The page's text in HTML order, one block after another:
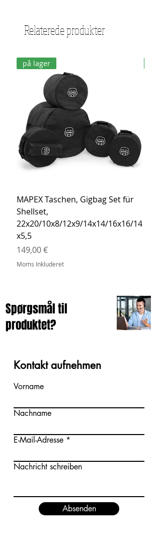
Relaterede produkter
på lager
MAPEX Taschen, Gigbag Set für
Shellset,
22x20/10x8/12x9/14x14/16x16/14
x5,5
Pris
149,00 €
Moms Inkluderet
Pris
Spørgsmål til
produktet?
Kontakt aufnehmen
Vorname
Nachname
E-Mail-Adresse
Nachricht schreiben
Absenden